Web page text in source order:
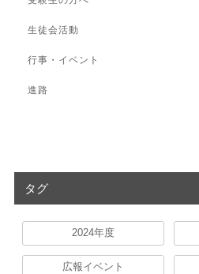
生徒会活動
行事・イベント
進路
タグ
2024年度
広報イベント